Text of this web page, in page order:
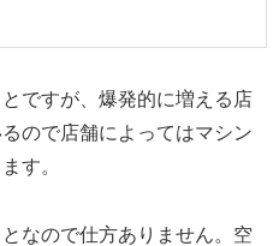
ですが、爆発的に増える店
ので店舗によってはマシン
す。
なので仕方ありません。空